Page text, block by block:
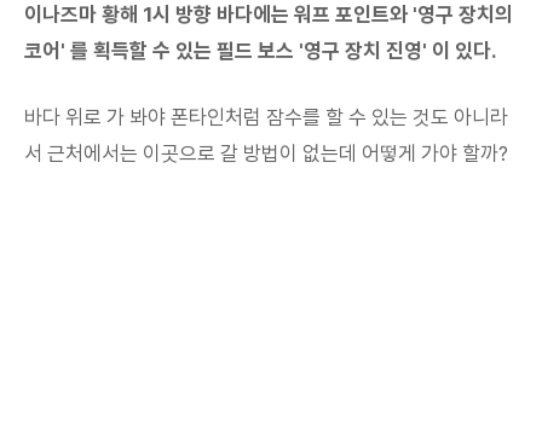
이나즈마 황해 1시 방향 바다에는 워프 포인트와 '영구 장치의
코어' 를 획득할 수 있는 필드 보스 '영구 장치 진영' 이 있다.
바다 위로 가 봐야 폰타인처럼 잠수를 할 수 있는 것도 아니라
서 근처에서는 이곳으로 갈 방법이 없는데 어떻게 가야 할까?